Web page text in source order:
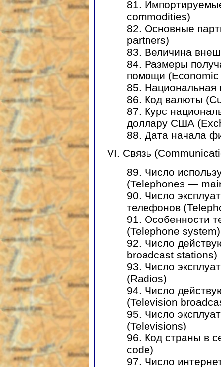
81.
commodities)
82. Основные
partners)
83. Величина
84. Размеры
помощи
85. Национальная
86. Код валюты
87. Курс
доллару США
88. Дата начала
VI. Связь
89. Число
(Telephones —
90. Число
телефонов
91. Особенности
(Telephone system)
92. Число
broadcast stations)
93. Число
(Radios)
94. Число
(Television
95. Число
(Televisions)
96. Код страны в
code)
97. Число